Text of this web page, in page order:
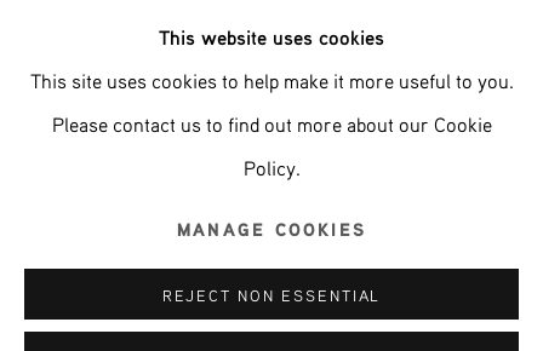
Phone: +31 (0)13 303 001 1
MANAGE COOKIES
SITE BY ARTLOGIC
This website uses cookies
This site uses cookies to help make it more useful to you.
Please contact us to find out more about our Cookie
Policy.
MANAGE COOKIES
REJECT NON ESSENTIAL